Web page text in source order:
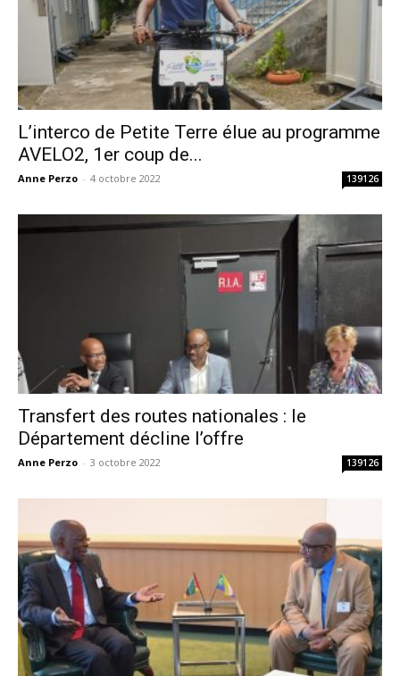
L’interco de Petite Terre élue au programme
AVELO2, 1er coup de...
Anne Perzo - 4 octobre 2022 139126
Transfert des routes nationales : le
Département décline l’offre
Anne Perzo - 3 octobre 2022 139126